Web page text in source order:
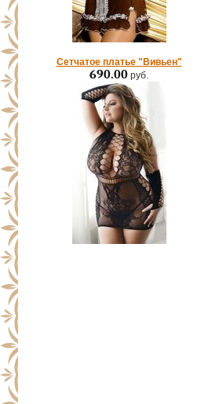
Сетчатое платье "Вивьен"
690.00 руб.